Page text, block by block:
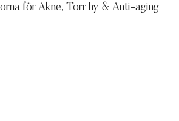
för Akne, Torr hy & Anti-aging